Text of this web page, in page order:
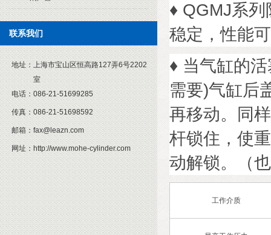
联系我们
地址： 上海市宝山区恒高路127弄6号2202
室
电话： 086-21-51699285
传真： 086-21-51698592
邮箱： fax@leazn.com
网址： http://www.mohe-cylinder.com
♦ QGMJ系
稳定，性能
♦ 当气缸的
需要)气缸后
再移动。同
杆锁住，使
动解锁。（
工作介质